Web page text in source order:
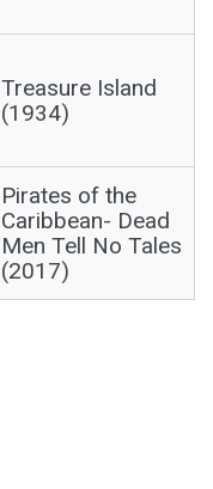
Treasure Island
(1934)
Pirates of the
Caribbean- Dead
Men Tell No Tales
(2017)